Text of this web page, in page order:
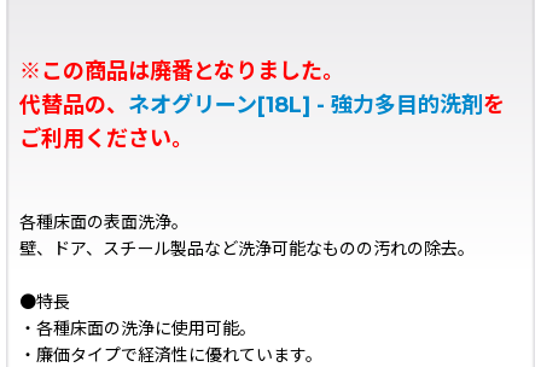
※この商品は廃番となりました。
代替品の、 ネオグリーン[18L] - 強力多目的洗剤を
ご利用ください。
各種床面の表面洗浄。
壁、ドア、スチール製品など洗浄可能なものの汚れの除去。
●特長
・各種床面の洗浄に使用可能。
・廉価タイプで経済性に優れています。